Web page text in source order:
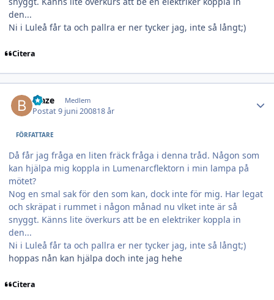
den...
Ni i Luleå får ta och pallra er ner tycker jag, inte så långt;)
Citera
blaze Medlem
Postat9 juni 200818 år
FÖRFATTARE
Då får jag fråga en liten fräck fråga i denna tråd. Någon som
kan hjälpa mig koppla in Lumenarcflektorn i min lampa på
mötet?
Nog en smal sak för den som kan, dock inte för mig. Har legat
och skräpat i rummet i någon månad nu vlket inte är så
snyggt. Känns lite överkurs att be en elektriker koppla in
den...
Ni i Luleå får ta och pallra er ner tycker jag, inte så långt;)
hoppas nån kan hjälpa doch inte jag hehe
Citera